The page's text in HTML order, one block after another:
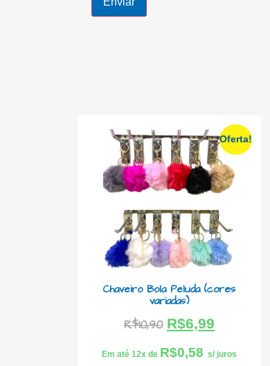
Oferta!
Chaveiro Bola Peluda (cores
variadas)
R$10,90 R$6,99
Em até 12x de R$0,58 s/ juros